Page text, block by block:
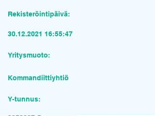
Rekisteröintipäivä:
30.12.2021 16:55:47
Yritysmuoto:
Kommandiittiyhtiö
Y-tunnus: